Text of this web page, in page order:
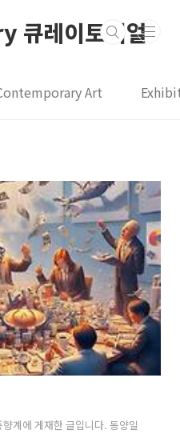
레이토리얼
Art
계에 게재한 글입니다. 동양일